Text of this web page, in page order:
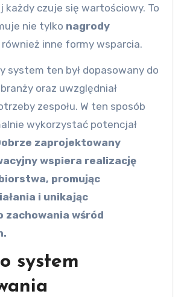
każdy czuje się wartościowy. To
nie tylko nagrody
również inne formy wsparcia.
system ten był dopasowany do
oraz uwzględniał
zespołu. W ten sposób
wykorzystać potencjał
zaprojektowany
wspiera realizację
promując
i unikając
zachowania wśród
system